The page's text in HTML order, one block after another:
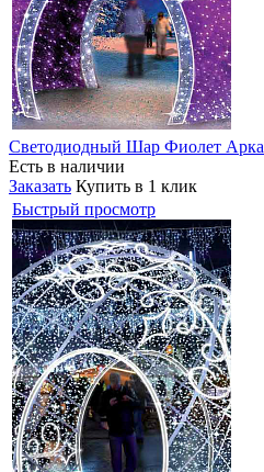
Светодиодный Шар Фиолет Арка
Есть в наличии
Заказать Купить в 1 клик
Быстрый просмотр